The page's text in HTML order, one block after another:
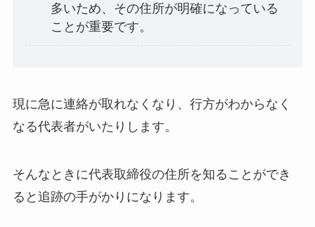
多いため、その住所が明確になっている
ことが重要です。
現に急に連絡が取れなくなり、行方がわからなく
なる代表者がいたりします。
そんなときに代表取締役の住所を知ることができ
ると追跡の手がかりになります。